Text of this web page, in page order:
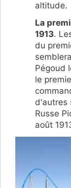
altitude.
La
1913.
du
Pégoud
le
d'autres
Russe
août